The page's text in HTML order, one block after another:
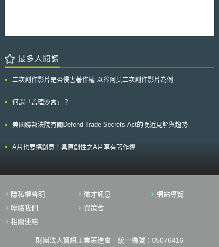
險」（Third-party coverage）。 在資料應用環境中，因資料受害導致
奪被保險人對於資料的使用權限，則屬於第一方財產損失。另一方面，當被
保險人所保護、監管（Custody）或控制的第三人資料或資訊，遭遇網路犯
任、並支付相關費用，此屬於第三方財產損失，例如入侵資訊系統而竊取信
第三人近用系統，以及違反法規所要求而未向第三人通知資料侵害等…[3]。
二、資料受害所致損害是否得請求保險賠償過往有很大爭議 傳統的財
害導致財產損失而請求保險賠償時，發生很大的爭議。主要的原因是，傳統
「保險標的」，並以有形財產受損來估算保險損害，並未考量到資料等無形
財產。因此，起因於資料或類似形態的程式、軟體之缺損所致的損害，是否
作，遂依業務中斷保險(Business-interruption insurance）請求保險賠償，
但遭受保險公司拒絕，保險公司提起訴訟並宣稱承保範圍未包含電腦與其他
資產。地方法院認為，被保險人客製軟體程式的喪失，構成「具體損害」，
具體損害不限於電腦迴路的被有形損毀或傷害，也會包含無法近用（Loss
Lambrecht & Associates, Inc. v. State Farm Lloyds[5]，保險公司認為電腦
確保適當的資料管理，達成確保資料正確之目的。 「本文同步刊登於TIPS
網站（https://www.tips.org.tw ）」
最多人閱讀
二次創作影片是否侵害著作權-以谷阿莫二次創作影片為例
何謂「監理沙盒」？
美國聯邦法院有關Defend Trade Secrets Act的晚近見解與趨勢
A片也要搞創意！具原創性之A片享有著作權
隱私權聲明 徵才訊息
網站導覽
聯絡我們
資策會
相關連結
財團法人資訊工業策進會 統一編號：05076416